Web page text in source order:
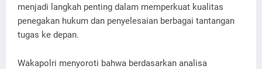
menjadi langkah penting dalam memperkuat kualitas
penegakan hukum dan penyelesaian berbagai tantangan
tugas ke depan.
Wakapolri menyoroti bahwa berdasarkan analisa